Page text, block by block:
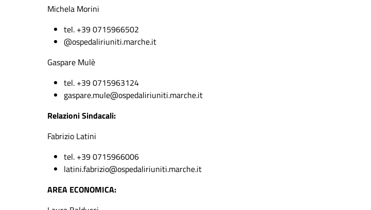
Michela Morini
tel. +39 0715966502
@ospedaliriuniti.marche.it
Gaspare Mulè
tel. +39 0715963124
gaspare.mule@ospedaliriuniti.marche.it
Relazioni Sindacali:
Fabrizio Latini
tel. +39 0715966006
latini.fabrizio@ospedaliriuniti.marche.it
AREA ECONOMICA: